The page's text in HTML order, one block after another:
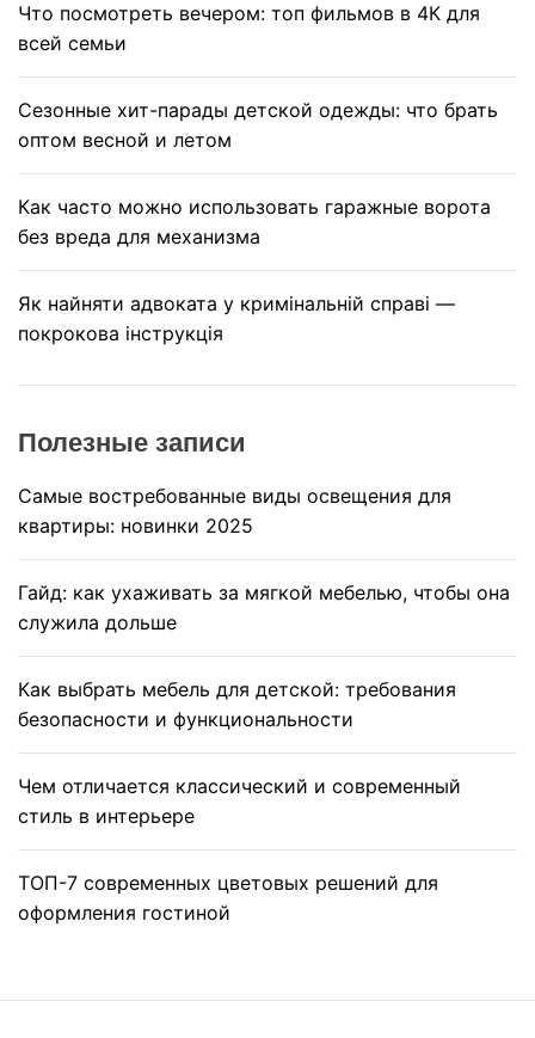
Что посмотреть вечером: топ фильмов в 4К для
всей семьи
Сезонные хит-парады детской одежды: что брать
оптом весной и летом
Как часто можно использовать гаражные ворота
без вреда для механизма
Як найняти адвоката у кримінальній справі —
покрокова інструкція
Полезные записи
Самые востребованные виды освещения для
квартиры: новинки 2025
Гайд: как ухаживать за мягкой мебелью, чтобы она
служила дольше
Как выбрать мебель для детской: требования
безопасности и функциональности
Чем отличается классический и современный
стиль в интерьере
ТОП-7 современных цветовых решений для
оформления гостиной